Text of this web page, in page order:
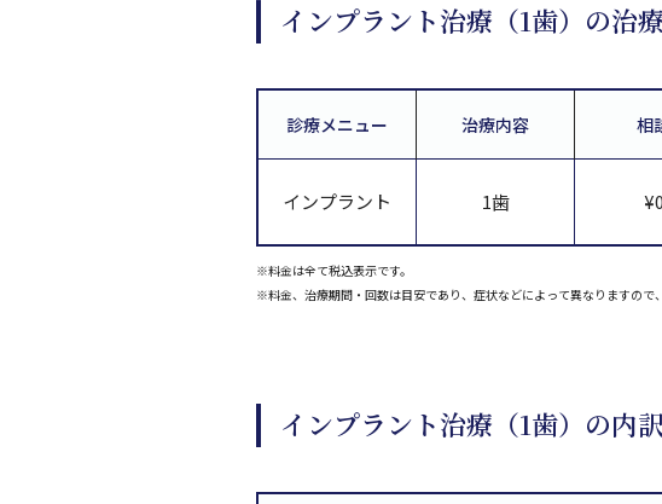
インプラント治療（1歯）の治
診療メニュー 治療内容 相
インプラント 1歯 ¥0
※料金は全て税込表示です。
※料金、治療期間・回数は目安であり、症状などによって異なりますので
インプラント治療（1歯）の内訳